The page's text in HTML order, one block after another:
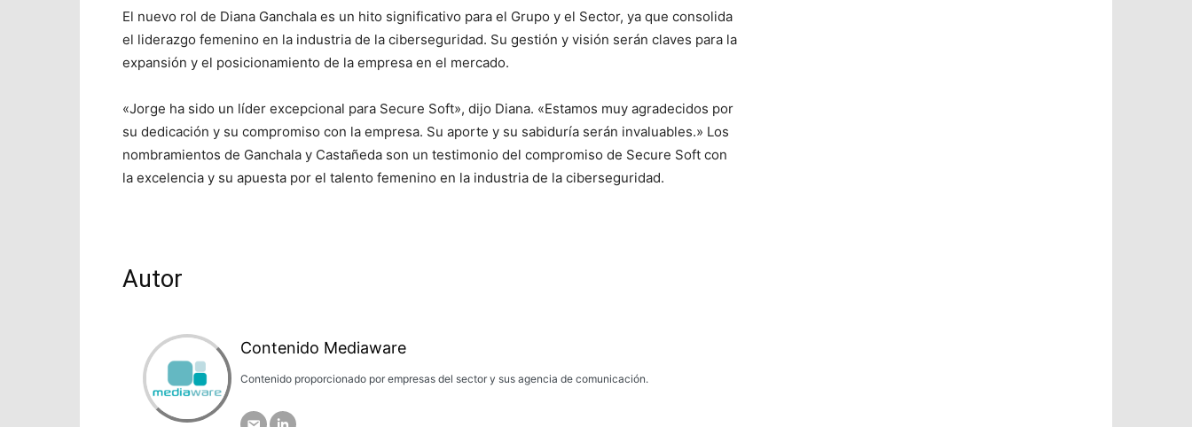
El nuevo rol de Diana Ganchala es un hito significativo para el Grupo y el Sector, ya que consolida
el liderazgo femenino en la industria de la ciberseguridad. Su gestión y visión serán claves para la
expansión y el posicionamiento de la empresa en el mercado.
«Jorge ha sido un líder excepcional para Secure Soft», dijo Diana. «Estamos muy agradecidos por
su dedicación y su compromiso con la empresa. Su aporte y su sabiduría serán invaluables.» Los
nombramientos de Ganchala y Castañeda son un testimonio del compromiso de Secure Soft con
la excelencia y su apuesta por el talento femenino en la industria de la ciberseguridad.
Autor
Contenido Mediaware
Contenido proporcionado por empresas del sector y sus agencia de comunicación.